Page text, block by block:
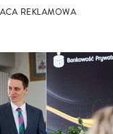
REKLAMOWA